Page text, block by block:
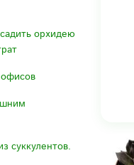
орхидею
суккулентов.